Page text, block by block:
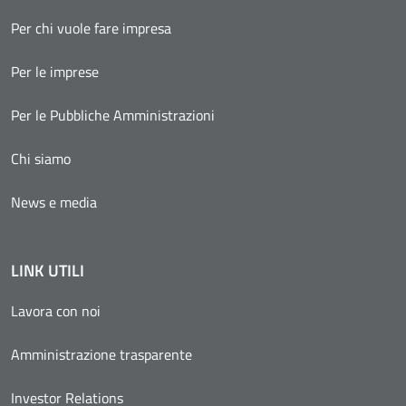
Per chi vuole fare impresa
Per le imprese
Per le Pubbliche Amministrazioni
Chi siamo
News e media
LINK UTILI
Lavora con noi
Amministrazione trasparente
Investor Relations